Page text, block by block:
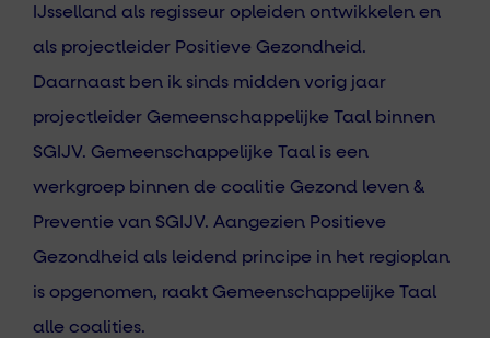
IJsselland als regisseur opleiden ontwikkelen en
als projectleider Positieve Gezondheid.
Daarnaast ben ik sinds midden vorig jaar
projectleider Gemeenschappelijke Taal binnen
SGIJV. Gemeenschappelijke Taal is een
werkgroep binnen de coalitie Gezond leven &
Preventie van SGIJV. Aangezien Positieve
Gezondheid als leidend principe in het regioplan
is opgenomen, raakt Gemeenschappelijke Taal
alle coalities.